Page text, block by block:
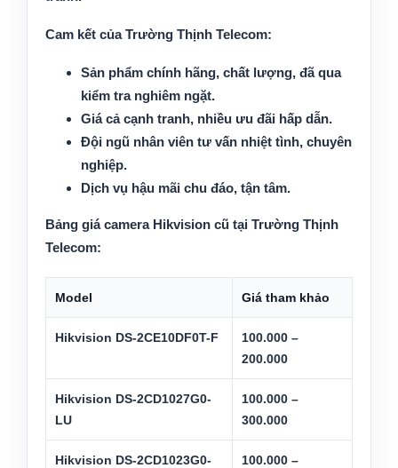
Cam kết của Trường Thịnh Telecom:
Sản phẩm chính hãng, chất lượng, đã qua
kiểm tra nghiêm ngặt.
Giá cả cạnh tranh, nhiều ưu đãi hấp dẫn.
Đội ngũ nhân viên tư vấn nhiệt tình, chuyên
nghiệp.
Dịch vụ hậu mãi chu đáo, tận tâm.
Bảng giá camera Hikvision cũ tại Trường Thịnh
Telecom:
Model Giá tham khảo
Hikvision DS-2CE10DF0T-F
100.000 –
200.000
Hikvision DS-2CD1027G0-
LU
100.000 –
300.000
Hikvision DS-2CD1023G0-
100.000 –